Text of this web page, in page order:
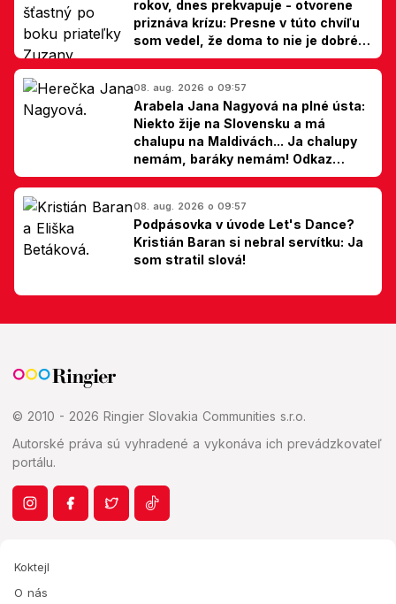
rokov, dnes prekvapuje - otvorene
priznáva krízu: Presne v túto chvíľu
som vedel, že doma to nie je dobré,
hovorí Milan Ondrík
08. aug. 2026 o 09:57
Arabela Jana Nagyová na plné ústa:
Niekto žije na Slovensku a má
chalupu na Maldivách... Ja chalupy
nemám, baráky nemám! Odkaz
Slovákom
08. aug. 2026 o 09:57
Podpásovka v úvode Let's Dance?
Kristián Baran si nebral servítku: Ja
som stratil slová!
© 2010 - 2026 Ringier Slovakia Communities s.r.o.
Autorské práva sú vyhradené a vykonáva ich prevádzkovateľ
portálu.
Koktejl
O nás